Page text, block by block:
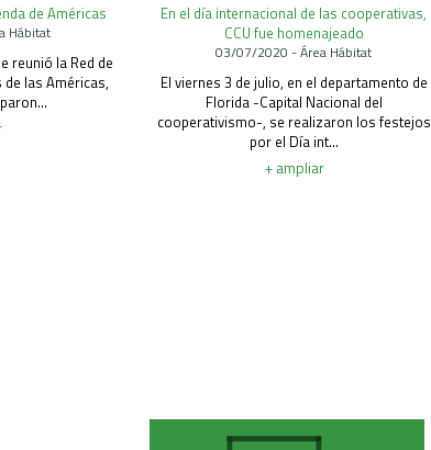
de Américas
Hábitat
reunió la Red de
las Américas,
En el día internacional de las cooperativas,
CCU fue homenajeado
03/07/2020 - Área Hábitat
El viernes 3 de julio, en el departamento de
Florida -Capital Nacional del
cooperativismo-, se realizaron los festejos
por el Día int...
+ ampliar